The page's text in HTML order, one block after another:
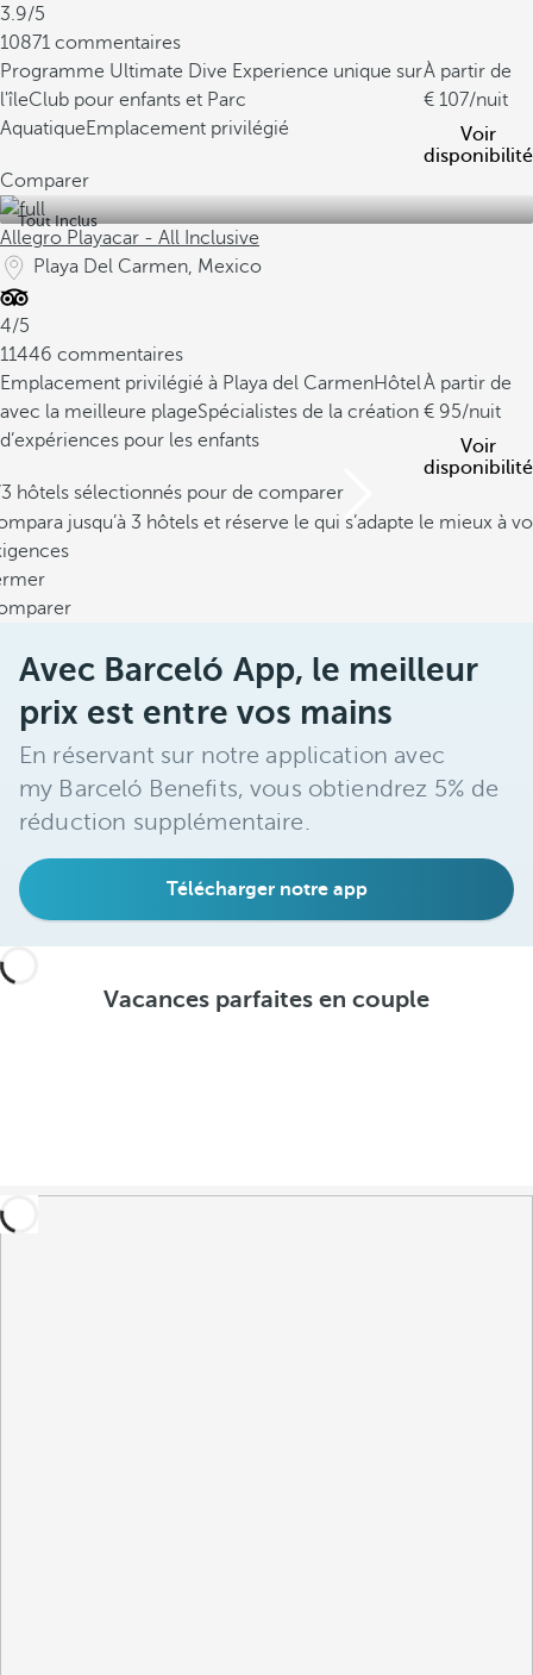
3.9/5
10871 commentaires
Programme Ultimate Dive Experience unique sur
l'îleClub pour enfants et Parc
AquatiqueEmplacement privilégié
À partir de
107/nuit
Voir
disponibilité
Comparer
Tout Inclus
Allegro Playacar - All Inclusive
Playa Del Carmen, Mexico
4/5
11446 commentaires
Emplacement privilégié à Playa del CarmenHôtel
avec la meilleure plageSpécialistes de la création
d’expériences pour les enfants
À partir de
95/nuit
Voir
disponibilité
hôtels sélectionnés pour de comparer
jusqu’à 3 hôtels et réserve le qui s’adapte le mieux à
Avec Barceló App, le meilleur
prix est entre vos mains
En réservant sur notre application avec
my Barceló Benefits, vous obtiendrez 5% de
réduction supplémentaire.
Télécharger notre app
Vacances parfaites en couple